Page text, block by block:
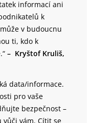
informací ani
k
v budoucnu
ti, kdo k
– Kryštof Kruliš,
data/informace.
pro vaše
bezpečnost –
vám. Cítit se